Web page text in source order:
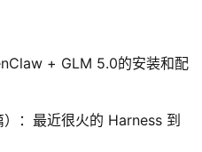
+ GLM 5.0的安装和配
：最近很火的 Harness 到